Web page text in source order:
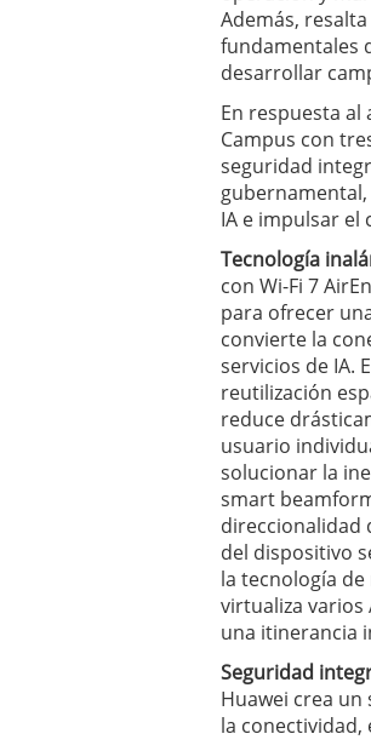
Además,
fundamentales
desarrollar
En respuesta al
Campus con
seguridad
IA e impulsar
Tecnología
con Wi-Fi 7
para ofrecer
convierte la
servicios de IA.
reutilización
reduce
usuario
solucionar la
smart
direccionalidad
del dispositivo
la tecnología de
virtualiza
una itinerancia
Seguridad
Huawei crea
la conectividad,